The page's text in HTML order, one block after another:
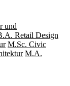
und
Retail Design
M.Sc. Civic
M.A.